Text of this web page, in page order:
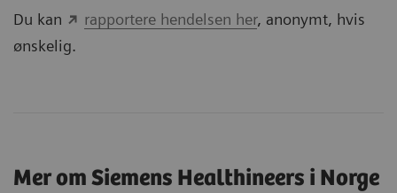
Du kan
rapportere hendelsen her, anonymt, hvis
ønskelig.
Mer om Siemens Healthineers i Norge